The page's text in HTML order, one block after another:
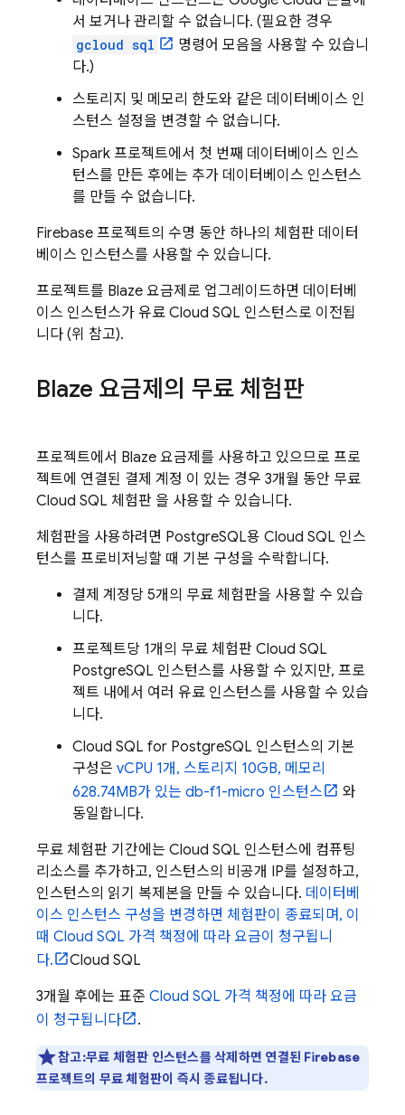
서 보거나 관리할 수 없습니다. (필요한 경우
gcloud sql
명령어 모음을 사용할 수 있습니
다.)
스토리지 및 메모리 한도와 같은 데이터베이스 인
스턴스 설정을 변경할 수 없습니다.
Spark 프로젝트에서 첫 번째 데이터베이스 인스
턴스를 만든 후에는 추가 데이터베이스 인스턴스
를 만들 수 없습니다.
Firebase 프로젝트의 수명 동안 하나의 체험판 데이터
베이스 인스턴스를 사용할 수 있습니다.
프로젝트를 Blaze 요금제로 업그레이드하면 데이터베
이스 인스턴스가 유료 Cloud SQL 인스턴스로 이전됩
니다 (위 참고).
Blaze 요금제의 무료 체험판
프로젝트에서 Blaze 요금제를 사용하고 있으므로 프로
젝트에 연결된 결제 계정 이 있는 경우 3개월 동안 무료
Cloud SQL 체험판 을 사용할 수 있습니다.
체험판을 사용하려면 PostgreSQL용 Cloud SQL 인스
턴스를 프로비저닝할 때 기본 구성을 수락합니다.
결제 계정당 5개의 무료 체험판을 사용할 수 있습
니다.
프로젝트당 1개의 무료 체험판 Cloud SQL
PostgreSQL 인스턴스를 사용할 수 있지만, 프로
젝트 내에서 여러 유료 인스턴스를 사용할 수 있습
니다.
Cloud SQL for PostgreSQL 인스턴스의 기본
구성은 vCPU 1개, 스토리지 10GB, 메모리
628.74MB가 있는 db-f1-micro 인스턴스
와
동일합니다.
무료 체험판 기간에는 Cloud SQL 인스턴스에 컴퓨팅
리소스를 추가하고, 인스턴스의 비공개 IP를 설정하고,
인스턴스의 읽기 복제본을 만들 수 있습니다. 데이터베
이스 인스턴스 구성을 변경하면 체험판이 종료되며, 이
때 Cloud SQL 가격 책정에 따라 요금이 청구됩니
다.
Cloud SQL
3개월 후에는 표준 Cloud SQL 가격 책정에 따라 요금
이 청구됩니다
.
참고:무료 체험판 인스턴스를 삭제하면 연결된 Firebase
프로젝트의 무료 체험판이 즉시 종료됩니다.